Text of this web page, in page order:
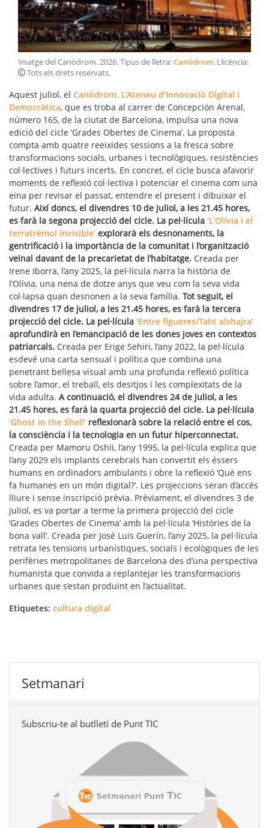
Imatge del Canòdrom.2026. Tipus de lletra:Canòdrom. Llicència:
Tots els drets reservats.
Aquest juliol, el Canòdrom. L’Ateneu d’Innovació Digital i
Democràtica, que es troba al carrer de Concepción Arenal,
número 165, de la ciutat de Barcelona, impulsa una nova
edició del cicle ‘Grades Obertes de Cinema’. La proposta
compta amb quatre reeixides sessions a la fresca sobre
transformacions socials, urbanes i tecnològiques, resistències
col·lectives i futurs incerts. En concret, el cicle busca afavorir
moments de reflexió col·lectiva i potenciar el cinema com una
eina per revisar el passat, entendre el present i dibuixar el
futur. Així doncs, el divendres 10 de juliol, a les 21.45 hores,
es farà la segona projecció del cicle. La pel·lícula ‘L’Olívia i el
terratrèmol invisible’ explorarà els desnonaments, la
gentrificació i la importància de la comunitat i l’organització
veïnal davant de la precarietat de l’habitatge. Creada per
Irene Iborra, l’any 2025, la pel·lícula narra la història de
l’Olívia, una nena de dotze anys que veu com la seva vida
col·lapsa quan desnonen a la seva família. Tot seguit, el
divendres 17 de juliol, a les 21.45 hores, es farà la tercera
projecció del cicle. La pel·lícula ‘Entre figueres/Taht alshajra’
aprofundirà en l’emancipació de les dones joves en contextos
patriarcals. Creada per Erige Sehiri, l’any 2022, la pel·lícula
esdevé una carta sensual i política que combina una
penetrant bellesa visual amb una profunda reflexió política
sobre l’amor, el treball, els desitjos i les complexitats de la
vida adulta. A continuació, el divendres 24 de juliol, a les
21.45 hores, es farà la quarta projecció del cicle. La pel·lícula
‘Ghost in the Shell’ reflexionarà sobre la relació entre el cos,
la consciència i la tecnologia en un futur hiperconnectat.
Creada per Mamoru Oshii, l’any 1995, la pel·lícula explica que
l’any 2029 els implants cerebrals han convertit els éssers
humans en ordinadors ambulants i obre la reflexió ‘Què ens
fa humanes en un món digital?’. Les projeccions seran d’accés
lliure i sense inscripció prèvia. Prèviament, el divendres 3 de
juliol, es va portar a terme la primera projecció del cicle
‘Grades Obertes de Cinema’ amb la pel·lícula ‘Històries de la
bona vall’. Creada per José Luis Guerín, l’any 2025, la pel·lícula
retrata les tensions urbanístiques, socials i ecològiques de les
perifèries metropolitanes de Barcelona des d’una perspectiva
humanista que convida a replantejar les transformacions
urbanes que s’estan produint en l’actualitat.
Etiquetes: cultura digital
Setmanari
Subscriu-te al butlletí de Punt TIC